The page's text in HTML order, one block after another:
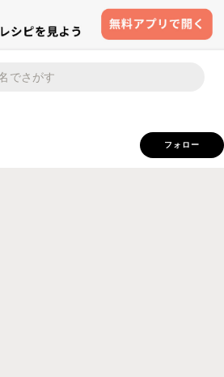
フォロー